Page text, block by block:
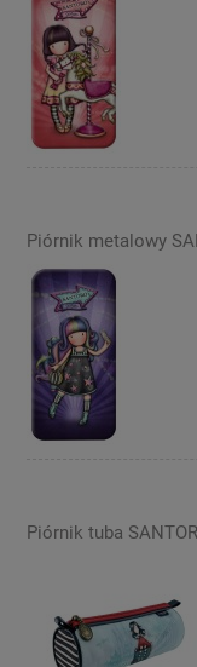
Piórnik metalowy
Piórnik tuba